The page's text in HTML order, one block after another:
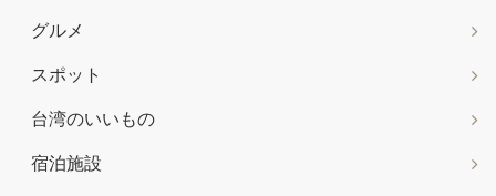
グルメ
スポット
台湾のいいもの
宿泊施設